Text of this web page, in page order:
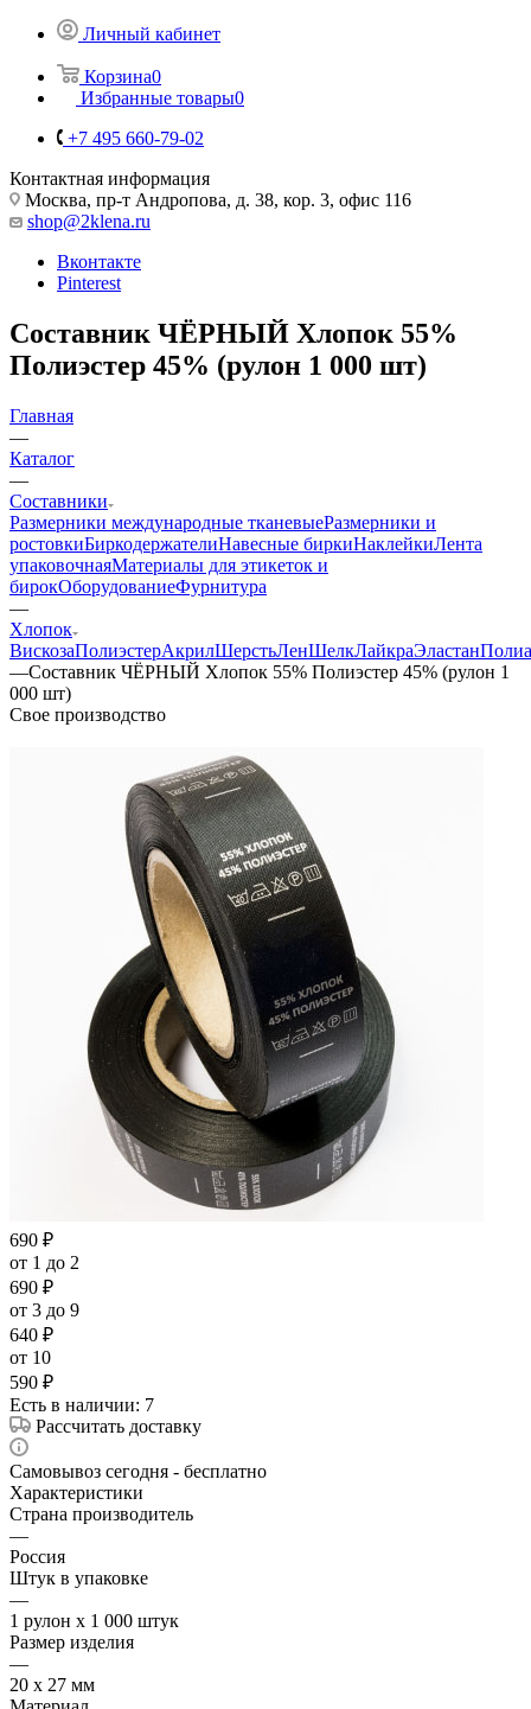
Личный кабинет
Корзина0
Избранные товары0
+7 495 660-79-02
Контактная информация
Москва, пр-т Андропова, д. 38, кор. 3, офис 116
shop@2klena.ru
Вконтакте
Pinterest
Составник ЧЁРНЫЙ Хлопок 55%
Полиэстер 45% (рулон 1 000 шт)
Главная
—
Каталог
—
Составники
Размерники международные тканевыеРазмерники и
ростовкиБиркодержателиНавесные биркиНаклейкиЛента
упаковочнаяМатериалы для этикеток и
бирокОборудованиеФурнитура
—
Хлопок
ВискозаПолиэстерАкрилШерстьЛенШелкЛайкраЭластан
—Составник ЧЁРНЫЙ Хлопок 55% Полиэстер 45% (рулон 1
000 шт)
Свое производство
690 ₽
от 1 до 2
690 ₽
от 3 до 9
640 ₽
от 10
590 ₽
Есть в наличии: 7
Рассчитать доставку
Самовывоз сегодня - бесплатно
Характеристики
Страна производитель
—
Россия
Штук в упаковке
—
1 рулон х 1 000 штук
Размер изделия
—
20 х 27 мм